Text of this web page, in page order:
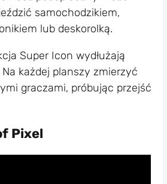
samochodzikiem,
lub deskorolką.
Super Icon wydłużają
każdej planszy zmierzyć
graczami, próbując przejść
Pixel